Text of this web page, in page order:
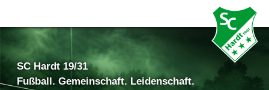
SC Hardt 19/31
Fußball. Gemeinschaft. Leidenschaft.